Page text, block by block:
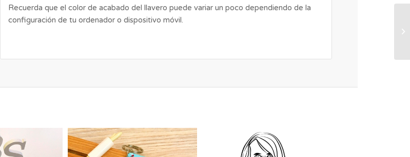
Recuerda que el color de acabado del llavero puede variar un poco dependiendo de la
configuración de tu ordenador o dispositivo móvil.